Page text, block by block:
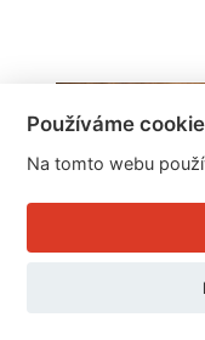
Používáme
Na tomto webu